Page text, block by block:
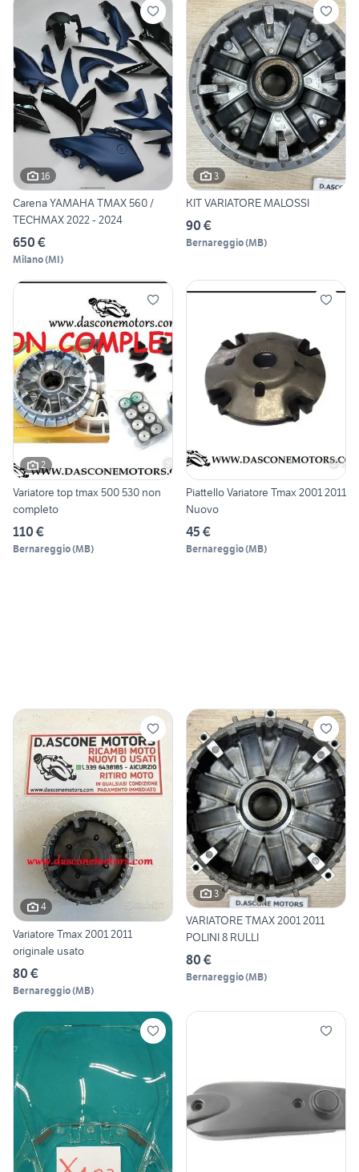
16
Carena YAMAHA TMAX 560 /
TECHMAX 2022 - 2024
650 €
Milano(MI)
3
KIT VARIATORE MALOSSI
90 €
Bernareggio(MB)
2
Variatore top tmax 500 530 non
completo
110 €
Bernareggio(MB)
Piattello Variatore Tmax 2001 2011
Nuovo
45 €
Bernareggio(MB)
4
Variatore Tmax 2001 2011
originale usato
80 €
Bernareggio(MB)
3
VARIATORE TMAX 2001 2011
POLINI 8 RULLI
80 €
Bernareggio(MB)